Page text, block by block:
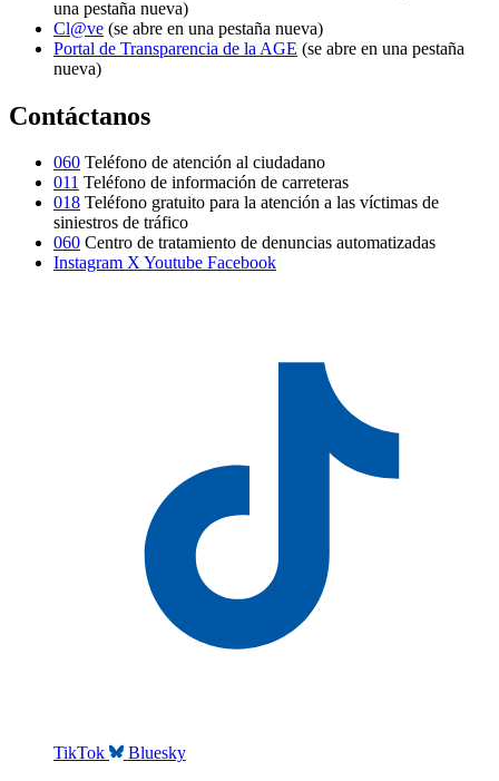
una pestaña nueva)
Cl@ve (se abre en una pestaña nueva)
Portal de Transparencia de la AGE (se abre en una pestaña
nueva)
Contáctanos
060 Teléfono de atención al ciudadano
011 Teléfono de información de carreteras
018 Teléfono gratuito para la atención a las víctimas de
siniestros de tráfico
060 Centro de tratamiento de denuncias automatizadas
Instagram XYoutube Facebook
TikTok Bluesky